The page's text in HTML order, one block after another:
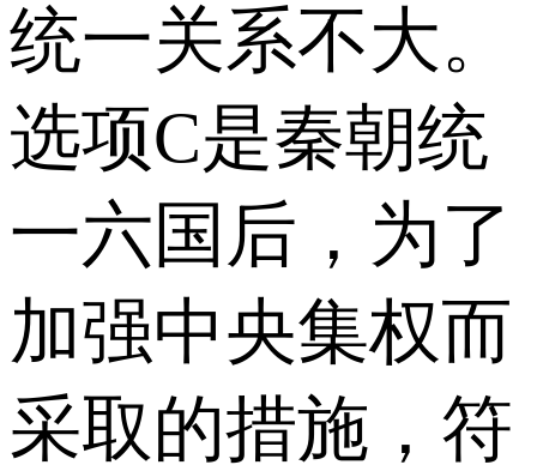
统一关系不大。
选项C是秦朝统
一六国后，为了
加强中央集权而
采取的措施，符